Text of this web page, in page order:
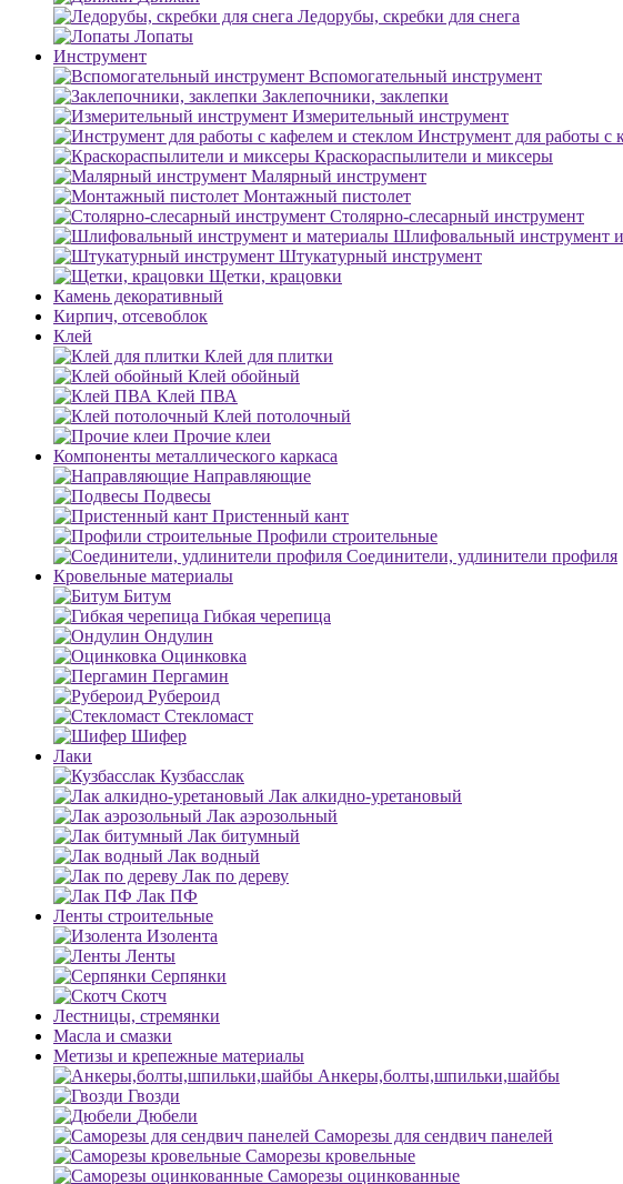
Ледорубы, скребки для снега
Лопаты
Инструмент
Вспомогательный инструмент
Заклепочники, заклепки
Измерительный инструмент
Инструмент для работы с
Краскораспылители и миксеры
Малярный инструмент
Монтажный пистолет
Столярно-слесарный инструмент
Шлифовальный инструмент
Штукатурный инструмент
Щетки, крацовки
Камень декоративный
Кирпич, отсевоблок
Клей
Клей для плитки
Клей обойный
Клей ПВА
Клей потолочный
Прочие клеи
Компоненты металлического каркаса
Направляющие
Подвесы
Пристенный кант
Профили строительные
Соединители, удлинители профиля
Кровельные материалы
Битум
Гибкая черепица
Ондулин
Оцинковка
Пергамин
Рубероид
Стекломаст
Шифер
Лаки
Кузбасслак
Лак алкидно-уретановый
Лак аэрозольный
Лак битумный
Лак водный
Лак по дереву
Лак ПФ
Ленты строительные
Изолента
Ленты
Серпянки
Скотч
Лестницы, стремянки
Масла и смазки
Метизы и крепежные материалы
Анкеры,болты,шпильки,шайбы
Гвозди
Дюбели
Саморезы для сендвич панелей
Саморезы кровельные
Саморезы оцинкованные